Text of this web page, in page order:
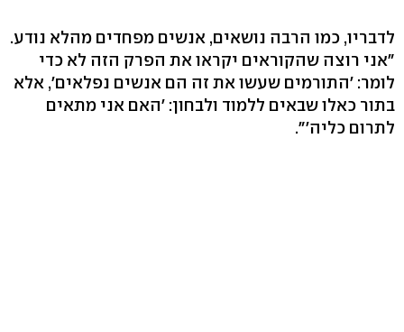
לדבריו, כמו הרבה נושאים, אנשים מפחדים מהלא נודע.
"אני רוצה שהקוראים יקראו את הפרק הזה לא כדי
לומר: 'התורמים שעשו את זה הם אנשים נפלאים', אלא
בתור כאלו שבאים ללמוד ולבחון: 'האם אני מתאים
לתרום כליה'".